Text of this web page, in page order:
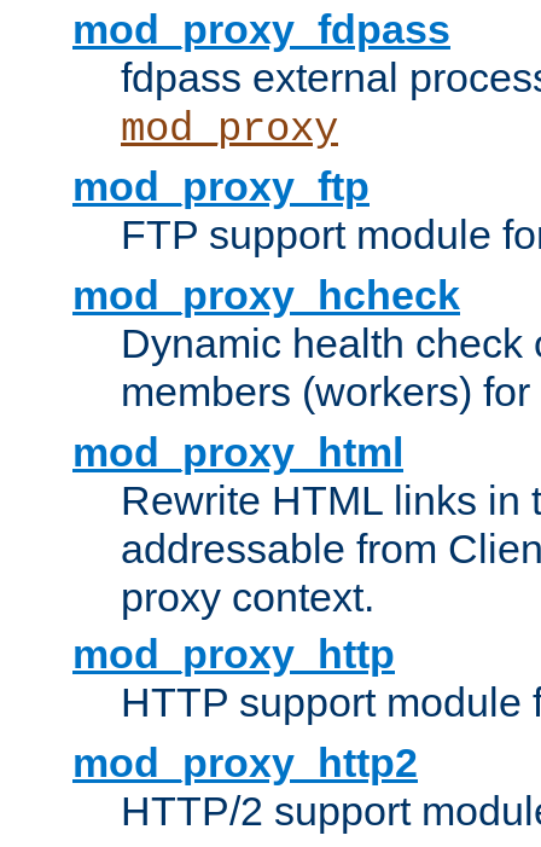
mod_proxy_fdpass
fdpass external
mod_proxy
mod_proxy_ftp
FTP support module
mod_proxy_hcheck
Dynamic health check
members (workers) for
mod_proxy_html
Rewrite HTML links in
addressable from
proxy context.
mod_proxy_http
HTTP support module
mod_proxy_http2
HTTP/2 support